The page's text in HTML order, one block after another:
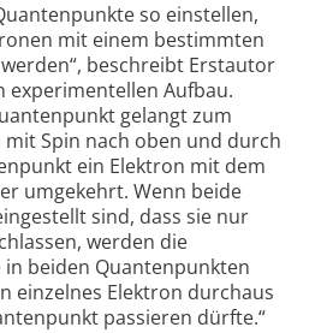
so einstellen,
mit einem bestimmten
beschreibt Erstautor
experimentellen Aufbau.
gelangt zum
mit Spin nach oben und durch
ein Elektron mit dem
umgekehrt. Wenn beide
sind, dass sie nur
werden die
beiden Quantenpunkten
einzelnes Elektron durchaus
passieren dürfte.“